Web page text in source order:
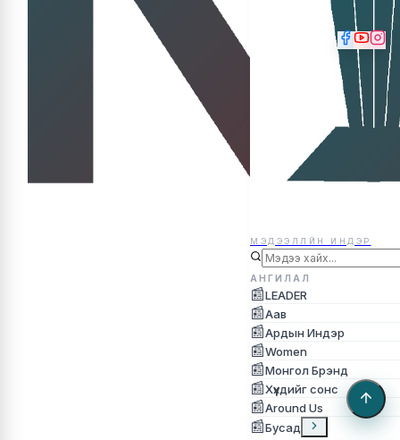
МЭДЭЭЛЛЙН ИНДЭР
АНГИЛАЛ
📰LEADER
📰Аав
📰Ардын Индэр
📰Women
📰Монгол Брэнд
📰Хүүхдийг сонс
📰Around Us
📰Бусад